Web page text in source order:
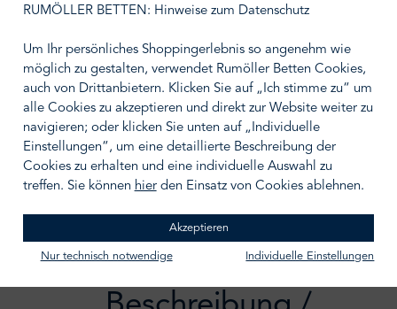
Größe wählenauswählen
IN DEN WARENKORB
Zum Merkzettel hinzufügen
RUMÖLLER BETTEN: Hinweise zum Datenschutz
Um Ihr persönliches Shoppingerlebnis so angenehm wie
möglich zu gestalten, verwendet Rumöller Betten Cookies,
auch von Drittanbietern. Klicken Sie auf „Ich stimme zu“ um
alle Cookies zu akzeptieren und direkt zur Website weiter zu
navigieren; oder klicken Sie unten auf „Individuelle
Einstellungen“, um eine detaillierte Beschreibung der
Cookies zu erhalten und eine individuelle Auswahl zu
treffen. Sie können hierden Einsatz von Cookies ablehnen.
Akzeptieren
Nur technisch notwendige Individuelle Einstellungen